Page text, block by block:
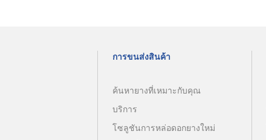
การขนส่งสินค้า
ค้นหายางที่เหมาะกับคุณ
บริการ
โซลูชันการหล่อดอกยางใหม่